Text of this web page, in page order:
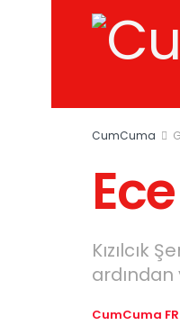
CumCuma
Kızılcık
ardından
CumCuma FR